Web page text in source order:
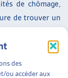
des
ou accéder aux
de chômage,
de trouver un
». Tel était le
lors pas eu à